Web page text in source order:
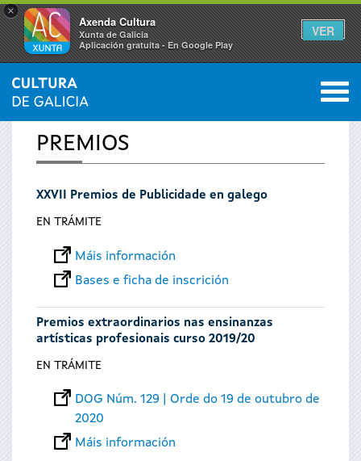
×
Axenda Cultura
Xunta de Galicia
Aplicación gratuíta - En Google Play
VER
Vostede
está
aquí
INICIO 0
PREMIOS
XXVII Premios de Publicidade en galego
EN TRÁMITE
Máis información
Bases e ficha de inscrición
Premios extraordinarios nas ensinanzas
artísticas profesionais curso 2019/20
EN TRÁMITE
DOG Núm. 129 | Orde do 19 de outubro de
2020
Máis información